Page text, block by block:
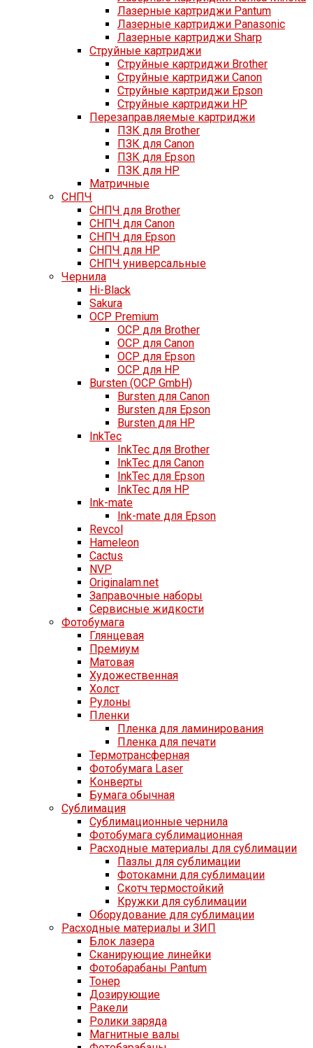
Лазерные картриджи Pantum
Лазерные картриджи Panasonic
Лазерные картриджи Sharp
Струйные картриджи
Струйные картриджи Brother
Струйные картриджи Canon
Струйные картриджи Epson
Струйные картриджи HP
Перезаправляемые картриджи
ПЗК для Brother
ПЗК для Canon
ПЗК для Epson
ПЗК для HP
Матричные
СНПЧ
СНПЧ для Brother
СНПЧ для Canon
СНПЧ для Epson
СНПЧ для HP
СНПЧ универсальные
Чернила
Hi-Black
Sakura
OCP Premium
OCP для Brother
OCP для Canon
OCP для Epson
OCP для HP
Bursten (OCP GmbH)
Bursten для Canon
Bursten для Epson
Bursten для HP
InkTec
InkTec для Brother
InkTec для Canon
InkTec для Epson
InkTec для HP
Ink-mate
Ink-mate для Epson
Revcol
Hameleon
Cactus
NVP
Originalam.net
Заправочные наборы
Сервисные жидкости
Фотобумага
Глянцевая
Премиум
Матовая
Художественная
Холст
Рулоны
Пленки
Пленка для ламинирования
Пленка для печати
Термотрансферная
Фотобумага Laser
Конверты
Бумага обычная
Сублимация
Сублимационные чернила
Фотобумага сублимационная
Расходные материалы для сублимации
Пазлы для сублимации
Фотокамни для сублимации
Скотч термостойкий
Кружки для сублимации
Оборудование для сублимации
Расходные материалы и ЗИП
Блок лазера
Сканирующие линейки
Фотобарабаны Pantum
Тонер
Дозирующие
Ракели
Ролики заряда
Магнитные валы